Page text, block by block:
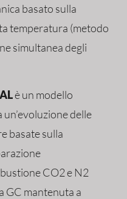
basato sulla
temperatura (metodo
simultanea degli
è un modello
delle
basate sulla
CO2 e N2
GC mantenuta a